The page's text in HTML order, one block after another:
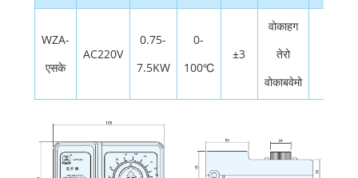
WZA-
एसके
AC220V
0.75-
7.5KW
0-
100℃
±3
वोकाहग
तेरो
वोकाबवेमो